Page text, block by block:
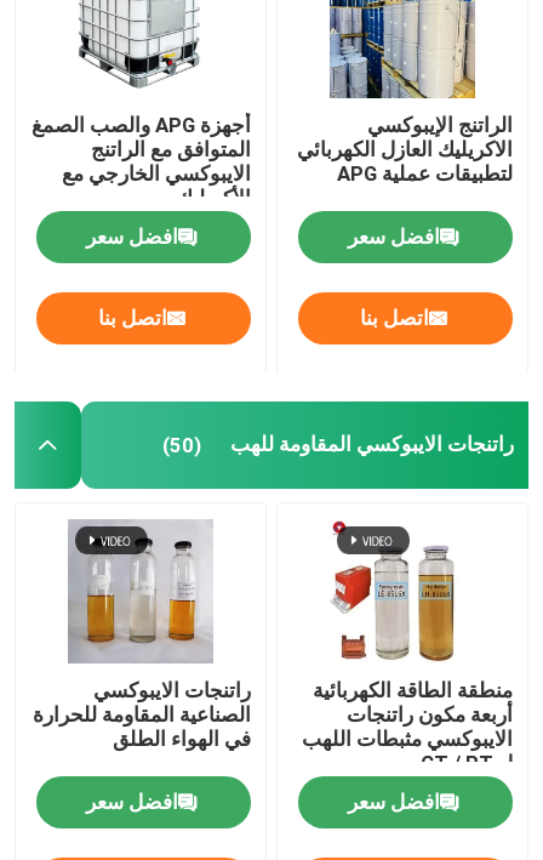
الراتنج الإيبوكسي
الاكريليك العازل الكهربائي
لتطبيقات عملية APG
افضل سعر
اتصل بنا
أجهزة APG والصب الصمغ
المتوافق مع الراتنج
الايبوكسي الخارجي مع
الأكريليك
افضل سعر
اتصل بنا
راتنجات الايبوكسي المقاومة للهب (50)
منطقة الطاقة الكهربائية
أربعة مكون راتنجات
الايبوكسي مثبطات اللهب
ل CT / PT
افضل سعر
راتنجات الايبوكسي
الصناعية المقاومة للحرارة
في الهواء الطلق
افضل سعر